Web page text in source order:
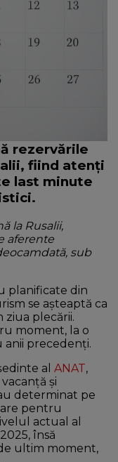
rezervările
fiind atenți
last minute
la Rusalii,
aferente
sub
planificate din
se așteaptă ca
ziua plecării.
moment, la o
anii precedenți.
al ANAT,
și
determinat pe
pentru
actual al
însă
ultim moment,